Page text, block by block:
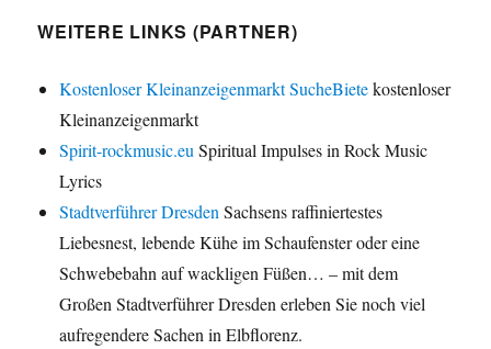
WEITERE LINKS (PARTNER)
Kostenloser Kleinanzeigenmarkt SucheBietekostenloser
Kleinanzeigenmarkt
Spirit-rockmusic.eu Spiritual Impulses in Rock Music
Lyrics
Stadtverführer Dresden Sachsens raffiniertestes
Liebesnest, lebende Kühe im Schaufenster oder eine
Schwebebahn auf wackligen Füßen… – mit dem
Großen Stadtverführer Dresden erleben Sie noch viel
aufregendere Sachen in Elbflorenz.